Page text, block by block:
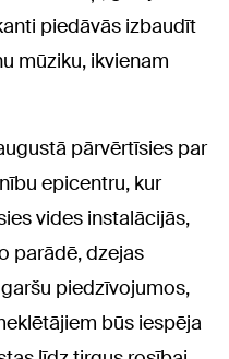
piedāvās izbaudīt
mūziku, ikvienam
pārvērtīsies par
epicentru, kur
vides instalācijās,
parādē, dzejas
piedzīvojumos,
būs iespēja